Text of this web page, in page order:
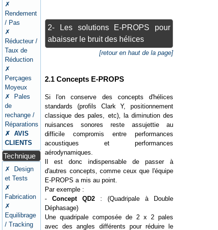
✗
Rendement
/ Pas
✗
Réducteur /
Taux de
Réduction
✗
Perçages
Moyeux
✗ Pales
de
rechange /
Réparations
✗ AVIS
CLIENTS
Technique
✗ Design
et Tests
✗
Fabrication
✗
Equilibrage
/ Tracking
2- Les solutions E-PROPS pour
abaisser le bruit des hélices
[retour en haut de la page]
2.1 Concepts E-PROPS
Si l'on conserve des concepts d'hélices
standards (profils Clark Y, positionnement
classique des pales, etc), la diminution des
nuisances sonores reste assujettie au
difficile compromis entre performances
acoustiques et performances
aérodynamiques.
Il est donc indispensable de passer à
d'autres concepts, comme ceux que l'équipe
E-PROPS a mis au point.
Par exemple :
-Concept QD2 : (Quadripale à Double
Déphasage)
Une quadripale composée de 2 x 2 pales
avec des angles différents pour réduire le